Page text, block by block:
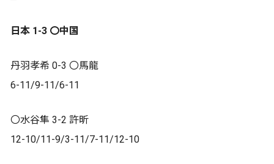
日本 1-3 〇中国
丹羽孝希 0-3 〇馬龍
6-11/9-11/6-11
〇水谷隼 3-2 許昕
12-10/11-9/3-11/7-11/12-10